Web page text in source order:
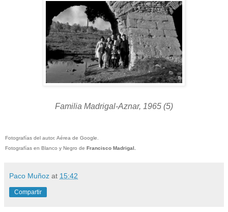
Familia Madrigal-Aznar, 1965 (5)
Fotografías del autor. Aérea de Google.
Fotografías en Blanco y Negro de Francisco Madrigal.
Paco Muñoz at 15:42
Compartir